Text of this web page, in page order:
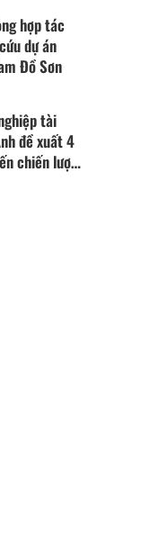
hợp tác
dự án
Đồ Sơn
tài
đề xuất 4
chiến lược